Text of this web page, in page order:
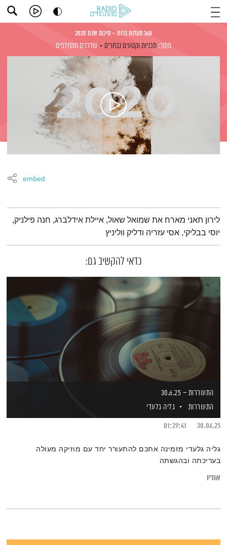
360 מעלות ברוח – סיכום שנת 2020
מתוך: תכניות וקטעים נבחרים שדרנים מתחלפים
embed
תמצית הפודקאסט
לירון תאני מארח את שמואל שאול, איילת אידלברג, חנה פילניק,
יוסי בבליקי, אסי עזריה ודליק ווליניץ
כדאי להקשיב גם:
התעוררות – 30.6.25
התעוררות
גליה גלעדי
30.06.25
01:29:41
גליה גלעדי מזמינה אתכם להתעורר יחד עם מוזיקה מעולה
בעריכתה ובהגשתה
אודיו